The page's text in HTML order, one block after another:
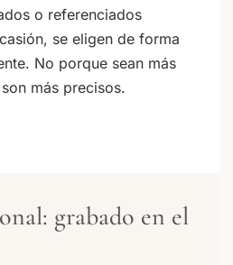
o referenciados
se eligen de forma
No porque sean más
más precisos.
grabado en el